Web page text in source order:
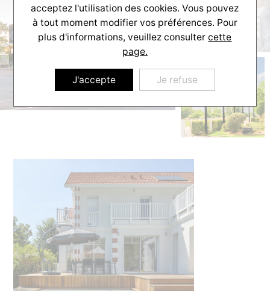
acceptez l'utilisation des cookies. Vous pouvez
à tout moment modifier vos préférences. Pour
plus d'informations, veuillez consultercette
page.
J'accepte Je refuse